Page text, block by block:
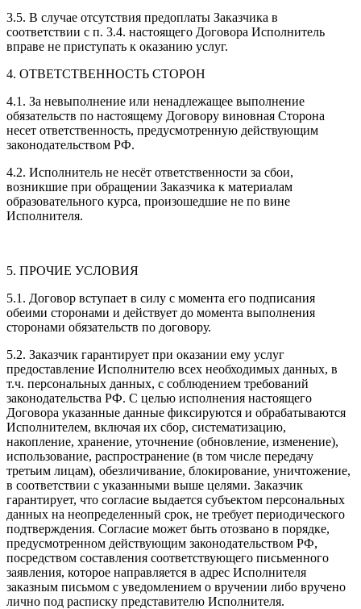
3.5. В случае отсутствия предоплаты Заказчика в
соответствии с п. 3.4. настоящего Договора Исполнитель
вправе не приступать к оказанию услуг.
4. ОТВЕТСТВЕННОСТЬ СТОРОН
4.1. За невыполнение или ненадлежащее выполнение
обязательств по настоящему Договору виновная Сторона
несет ответственность, предусмотренную действующим
законодательством РФ.
4.2. Исполнитель не несёт ответственности за сбои,
возникшие при обращении Заказчика к материалам
образовательного курса, произошедшие не по вине
Исполнителя.
5. ПРОЧИЕ УСЛОВИЯ
5.1. Договор вступает в силу с момента его подписания
обеими сторонами и действует до момента выполнения
сторонами обязательств по договору.
5.2. Заказчик гарантирует при оказании ему услуг
предоставление Исполнителю всех необходимых данных, в
т.ч. персональных данных, с соблюдением требований
законодательства РФ. С целью исполнения настоящего
Договора указанные данные фиксируются и обрабатываются
Исполнителем, включая их сбор, систематизацию,
накопление, хранение, уточнение (обновление, изменение),
использование, распространение (в том числе передачу
третьим лицам), обезличивание, блокирование, уничтожение,
в соответствии с указанными выше целями. Заказчик
гарантирует, что согласие выдается субъектом персональных
данных на неопределенный срок, не требует периодического
подтверждения. Согласие может быть отозвано в порядке,
предусмотренном действующим законодательством РФ,
посредством составления соответствующего письменного
заявления, которое направляется в адрес Исполнителя
заказным письмом с уведомлением о вручении либо вручено
лично под расписку представителю Исполнителя.